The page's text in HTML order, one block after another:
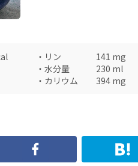
・ リン 141 mg
・ 水分量 230 ml
・ カリウム 394 mg